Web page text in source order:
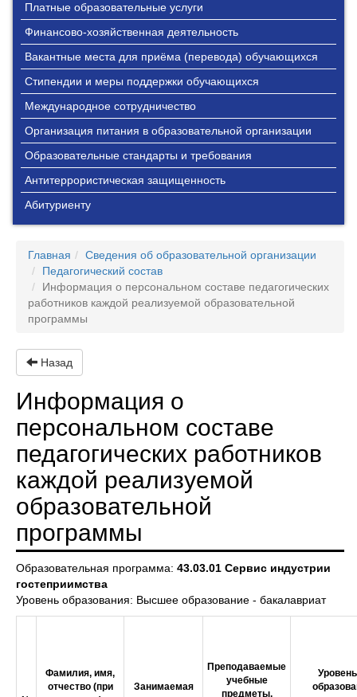
Платные образовательные услуги
Финансово-хозяйственная деятельность
Вакантные места для приёма (перевода) обучающихся
Стипендии и меры поддержки обучающихся
Международное сотрудничество
Организация питания в образовательной организации
Образовательные стандарты и требования
Антитеррористическая защищенность
Абитуриенту
Главная
Сведения об образовательной организации
Педагогический состав
Информация о персональном составе педагогических
работников каждой реализуемой образовательной
программы
Назад
Информация о
персональном составе
педагогических работников
каждой реализуемой
образовательной
программы
Образовательная программа: 43.03.01 Сервис индустрии
гостеприимства
Уровень образования: Высшее образование - бакалавриат
Фамилия, имя,
отчество (при
Занимаемая
Преподаваемые
учебные
предметы,